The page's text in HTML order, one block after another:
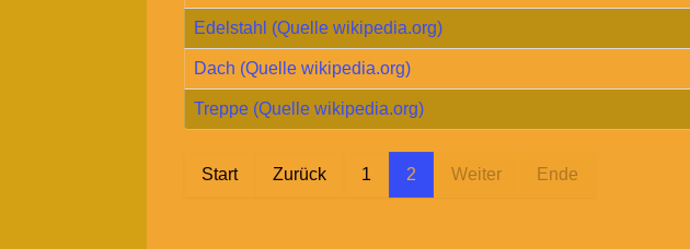
Edelstahl (Quelle wikipedia.org)
Dach (Quelle wikipedia.org)
Treppe (Quelle wikipedia.org)
Start Zurück 1 2 Weiter Ende